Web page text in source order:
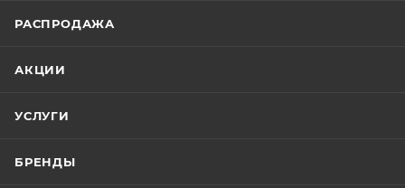
РАСПРОДАЖА
АКЦИИ
УСЛУГИ
БРЕНДЫ